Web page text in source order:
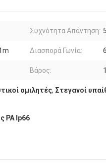
Συχνότητα Απάντηση:
Διασπορά Γωνία:
Βάρος:
ομιλητές, Στεγανοί
PA Ip66